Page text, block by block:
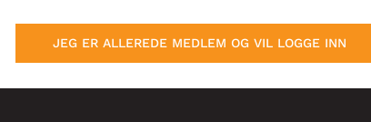
JEG ER ALLEREDE MEDLEM OG VIL LOGGE INN